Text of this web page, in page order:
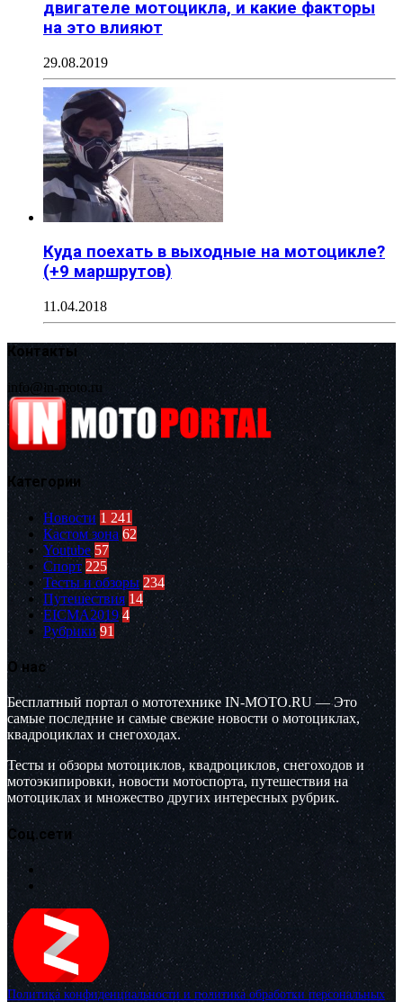
двигателе мотоцикла, и какие факторы
на это влияют
29.08.2019
Куда поехать в выходные на мотоцикле?
(+9 маршрутов)
11.04.2018
Контакты
info@in-moto.ru
Категории
Новости 1 241
Кастом зона 62
Youtube 57
Спорт 225
Тесты и обзоры 234
Путешествия 14
EICMA2019 4
Рубрики 91
О нас
Бесплатный портал о мототехнике IN-MOTO.RU — Это
самые последние и самые свежие новости о мотоциклах,
квадроциклах и снегоходах.
Тесты и обзоры мотоциклов, квадроциклов, снегоходов и
мотоэкипировки, новости мотоспорта, путешествия на
мотоциклах и множество других интересных рубрик.
Соц.сети
Политика конфиденциальности и политика обработки персональных